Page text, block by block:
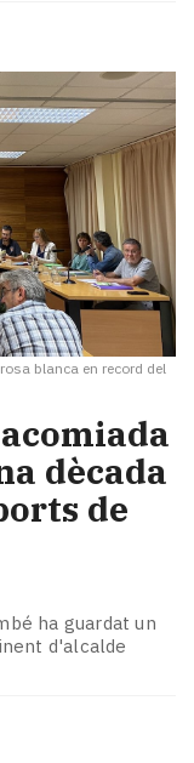
blanca en record del
dècada
de
ha guardat un
d'alcalde